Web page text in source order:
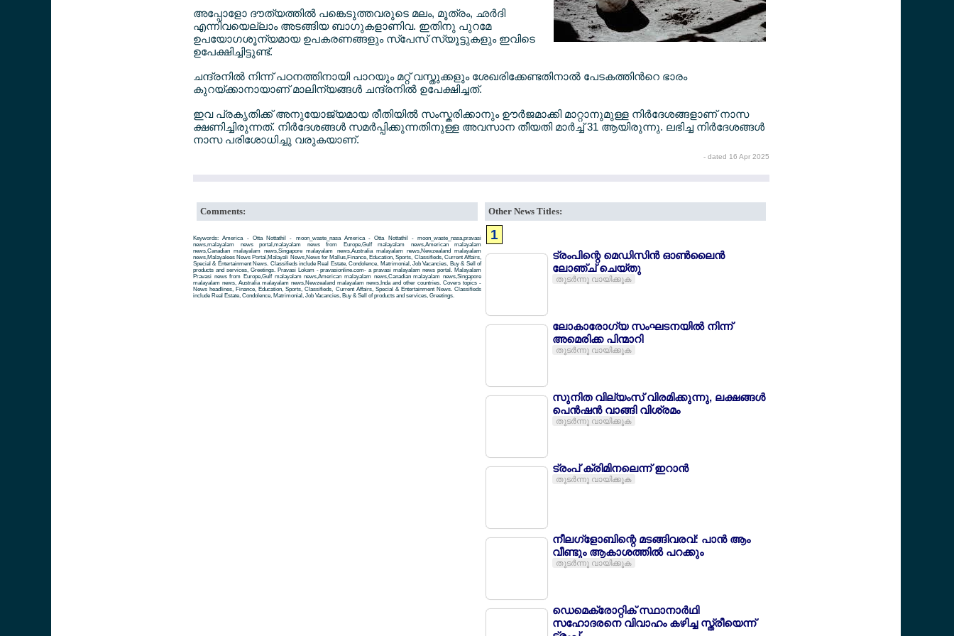
അപ്പോളോ ദൗത്യത്തില്‍ പങ്കെടുത്തവരുടെ മലം, മൂത്രം, ഛര്‍ദി
എന്നിവയെല്ലാം അടങ്ങിയ ബാഗുകളാണിവ. ഇതിനു പുറമേ
ഉപയോഗശൂന്യമായ ഉപകരണങ്ങളും സ്പേസ് സ്യൂട്ടുകളും ഇവിടെ
ഉപേക്ഷിച്ചിട്ടുണ്ട്.
ചന്ദ്രനില്‍ നിന്ന് പഠനത്തിനായി പാറയും മറ്റ് വസ്തുക്കളും ശേഖരിക്കേണ്ടതിനാല്‍ പേടകത്തിന്‍റെ ഭാരം
കുറയ്ക്കാനായാണ് മാലിന്യങ്ങള്‍ ചന്ദ്രനില്‍ ഉപേക്ഷിച്ചത്.
ഇവ പ്രകൃതിക്ക് അനുയോജ്യമായ രീതിയില്‍ സംസ്കരിക്കാനും ഊര്‍ജമാക്കി മാറ്റാനുമുള്ള നിര്‍ദേശങ്ങളാണ് നാസ
ക്ഷണിച്ചിരുന്നത്. നിര്‍ദേശങ്ങള്‍ സമര്‍പ്പിക്കുന്നതിനുള്ള അവസാന തീയതി മാര്‍ച്ച് 31 ആയിരുന്നു. ലഭിച്ച നിര്‍ദേശങ്ങള്‍
നാസ പരിശോധിച്ചു വരുകയാണ്.
- dated 16 Apr 2025
Comments:
Keywords: America - Otta Nottathil - moon_waste_nasa America - Otta Nottathil - moon_waste_nasa,pravasi
news,malayalam news portal,malayalam news from Europe,Gulf malayalam news,American malayalam
news,Canadian malayalam news,Singapore malayalam news,Australia malayalam news,Newzealand malayalam
news,Malayalees News Portal,Malayali News,News for Mallus,Finance, Education, Sports, Classifieds, Current Affairs,
Special & Entertainment News. Classifieds include Real Estate, Condolence, Matrimonial, Job Vacancies, Buy & Sell of
products and services, Greetings. Pravasi Lokam - pravasionline.com- a pravasi malayalam news portal. Malayalam
Pravasi news from Europe,Gulf malayalam news,American malayalam news,Canadian malayalam news,Singapore
malayalam news, Australia malayalam news,Newzealand malayalam news,Inda and other countries. Covers topics -
News headlines, Finance, Education, Sports, Classifieds, Current Affairs, Special & Entertainment News. Classifieds
include Real Estate, Condolence, Matrimonial, Job Vacancies, Buy & Sell of products and services, Greetings.
Other News Titles:
1
ട്രംപിന്റെ മെഡിസിന്‍ ഓണ്‍ലൈന്‍
ലോഞ്ച് ചെയ്തു
തുടര്‍ന്നു വായിക്കുക
ലോകാരോഗ്യ സംഘടനയില്‍ നിന്ന്
അമെരിക്ക പിന്മാറി
തുടര്‍ന്നു വായിക്കുക
സുനിത വില്യംസ് വിരമിക്കുന്നു, ലക്ഷങ്ങള്‍
പെന്‍ഷന്‍ വാങ്ങി വിശ്രമം
തുടര്‍ന്നു വായിക്കുക
ട്രംപ് ക്രിമിനലെന്ന് ഇറാന്‍
തുടര്‍ന്നു വായിക്കുക
നീലഗ്ളോബിന്റെ മടങ്ങിവരവ്: പാന്‍ ആം
വീണ്ടും ആകാശത്തില്‍ പറക്കും
തുടര്‍ന്നു വായിക്കുക
ഡെമെക്രോറ്റിക് സ്ഥാനാര്‍ഥി
സഹോദരനെ വിവാഹം കഴിച്ച സ്ത്രീയെന്ന്